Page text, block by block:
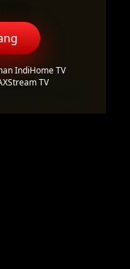
IndiHome TV
TV